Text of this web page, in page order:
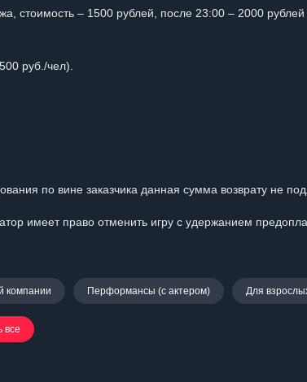
стоимость – 1500 рублей, после 23:00 – 2000 рублей
руб./чел).
по вине заказчика данная сумма возврату не
имеет право отменить игру с удержанием
компании Перформансы (с актером) Для
все